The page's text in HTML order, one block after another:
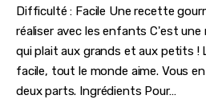
Difficulté : Facile Une recette
réaliser avec les enfants C'est
qui plait aux grands et aux petits !
facile, tout le monde aime. Vous
deux parts. Ingrédients Pour…